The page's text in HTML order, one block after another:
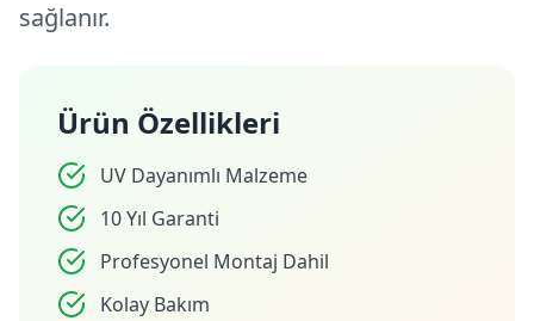
sağlanır.
Ürün Özellikleri
UV Dayanımlı Malzeme
10 Yıl Garanti
Profesyonel Montaj Dahil
Kolay Bakım